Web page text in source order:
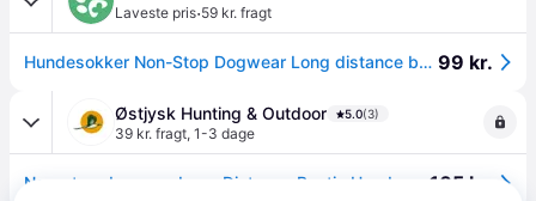
Laveste pris·59 kr. fragt
Hundesokker Non-Stop Dogwear Long distance bootie Blue 4xM 99 kr.
Østjysk Hunting & Outdoor 5.0(3)
39 kr. fragt, 1-3 dage
105 kr.